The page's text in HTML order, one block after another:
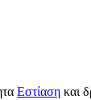
Εστίαση και